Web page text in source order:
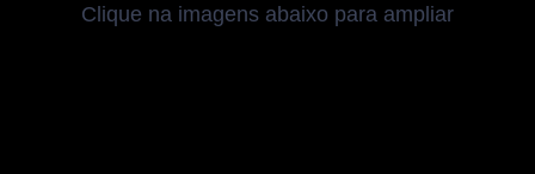
Clique na imagens abaixo para ampliar